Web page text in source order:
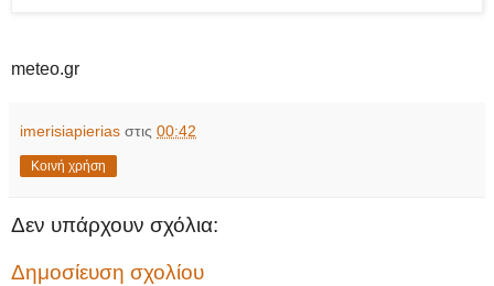
meteo.gr
imerisiapierias στις 00:42
Κοινή χρήση
Δεν υπάρχουν σχόλια:
Δημοσίευση σχολίου